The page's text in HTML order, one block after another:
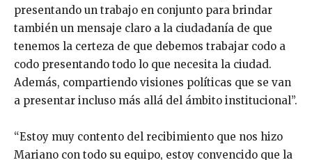
presentando un trabajo en conjunto para brindar
también un mensaje claro a la ciudadanía de que
tenemos la certeza de que debemos trabajar codo a
codo presentando todo lo que necesita la ciudad.
Además, compartiendo visiones políticas que se van
a presentar incluso más allá del ámbito institucional”.
“Estoy muy contento del recibimiento que nos hizo
Mariano con todo su equipo, estoy convencido que la